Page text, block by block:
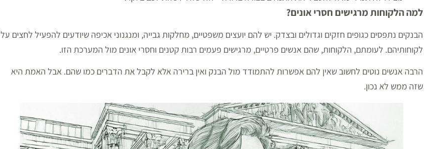
למה הלקוחות מרגישים חסרי אונים?
הבנקים נתפסים כגופים חזקים וגדולים ובצדק. יש להם יועצים משפטיים, מחלקות גבייה, ומנגנוני אכיפה שיודעים להפעיל לחצים על
לקוחותיהם. לעומתם, הלקוחות, שהם אנשים פרטיים, מרגישים פעמים רבות קטנים וחסרי אונים מול המערכת הזו.
הרבה אנשים נוטים לחשוב שאין להם אפשרות להתמודד מול הבנק ואין ברירה אלא לקבל את הדברים כמו שהם. אבל האמת היא
שזה ממש לא נכון.